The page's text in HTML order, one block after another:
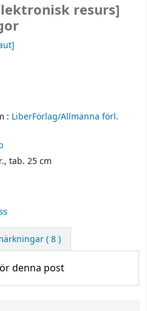
resurs]
: LiberFörlag/Allmänna förl.
tab. 25 cm
( 8 )
denna post